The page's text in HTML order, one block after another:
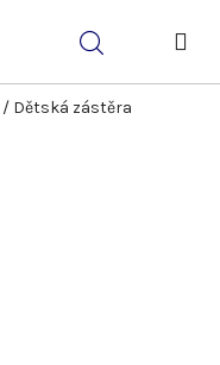
Hledat
/ Dětská zástěra